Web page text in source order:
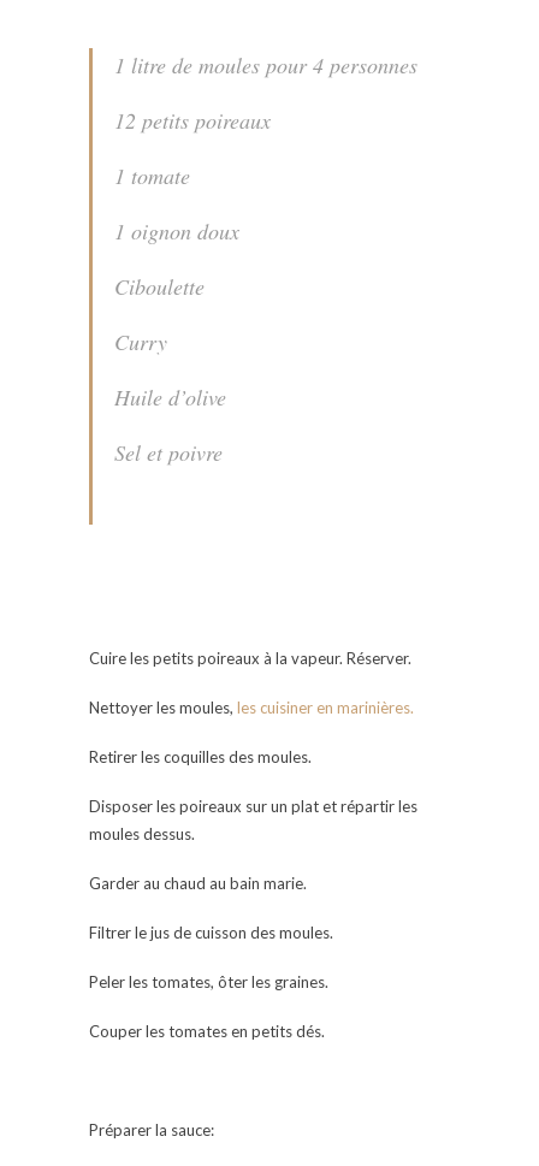
1 litre de moules pour 4 personnes
12 petits poireaux
1 tomate
1 oignon doux
Ciboulette
Curry
Huile d’olive
Sel et poivre
Cuire les petits poireaux à la vapeur. Réserver.
Nettoyer les moules, les cuisiner en marinières.
Retirer les coquilles des moules.
Disposer les poireaux sur un plat et répartir les
moules dessus.
Garder au chaud au bain marie.
Filtrer le jus de cuisson des moules.
Peler les tomates, ôter les graines.
Couper les tomates en petits dés.
Préparer la sauce: